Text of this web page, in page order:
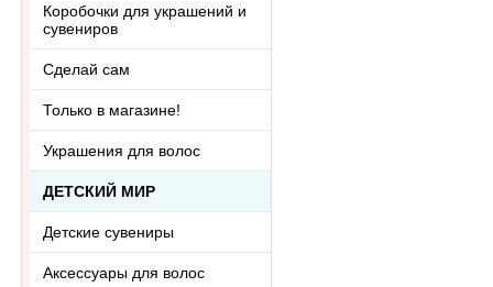
Коробочки для украшений и
сувениров
Сделай сам
Только в магазине!
Украшения для волос
ДЕТСКИЙ МИР
Детские сувениры
Аксессуары для волос